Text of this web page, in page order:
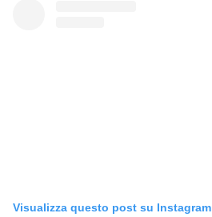
Visualizza questo post su Instagram